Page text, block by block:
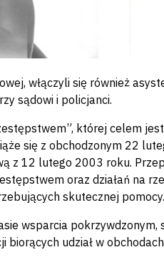
włączyli się również
sądowi i policjanci.
której celem
się z obchodzonym 22
z 12 lutego 2003 roku.
oraz działań na
skutecznej pomocy.
wsparcia pokrzywdzonym,
udział w obchodach